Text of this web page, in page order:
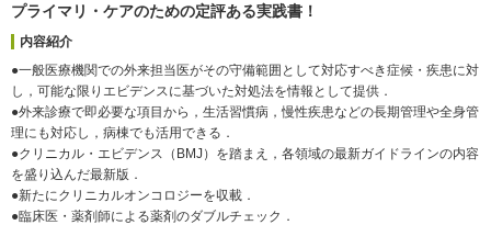
プライマリ・ケアのための定評ある実践書！
内容紹介
●一般医療機関での外来担当医がその守備範囲として対応すべき症候・疾患に対
し，可能な限りエビデンスに基づいた対処法を情報として提供．
●外来診療で即必要な項目から，生活習慣病，慢性疾患などの長期管理や全身管
理にも対応し，病棟でも活用できる．
●クリニカル・エビデンス（BMJ）を踏まえ，各領域の最新ガイドラインの内容
を盛り込んだ最新版．
●新たにクリニカルオンコロジーを収載．
●臨床医・薬剤師による薬剤のダブルチェック．